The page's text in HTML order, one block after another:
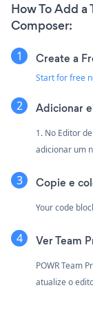
How To Add a
Composer:
Create a
Start for free
Adicionar
1. No Editor
adicionar um
Copie e
Your code
Ver Team
POWR Team
atualize o